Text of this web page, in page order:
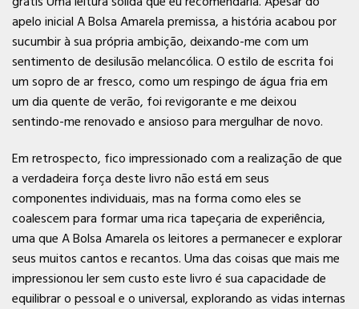
apelo inicial A Bolsa Amarela premissa, a história acabou por
sucumbir à sua própria ambição, deixando-me com um
sentimento de desilusão melancólica. O estilo de escrita foi
um sopro de ar fresco, como um respingo de água fria em
um dia quente de verão, foi revigorante e me deixou
sentindo-me renovado e ansioso para mergulhar de novo.
Em retrospecto, fico impressionado com a realização de que
a verdadeira força deste livro não está em seus
componentes individuais, mas na forma como eles se
coalescem para formar uma rica tapeçaria de experiência,
uma que A Bolsa Amarela os leitores a permanecer e explorar
seus muitos cantos e recantos. Uma das coisas que mais me
impressionou ler sem custo este livro é sua capacidade de
equilibrar o pessoal e o universal, explorando as vidas internas